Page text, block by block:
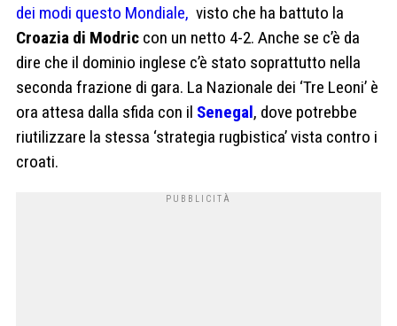
dei modi questo Mondiale, visto che ha battuto la
Croazia di Modric con un netto 4-2. Anche se c’è da
dire che il dominio inglese c’è stato soprattutto nella
seconda frazione di gara. La Nazionale dei ‘Tre Leoni’ è
ora attesa dalla sfida con il Senegal, dove potrebbe
riutilizzare la stessa ‘strategia rugbistica’ vista contro i
croati.